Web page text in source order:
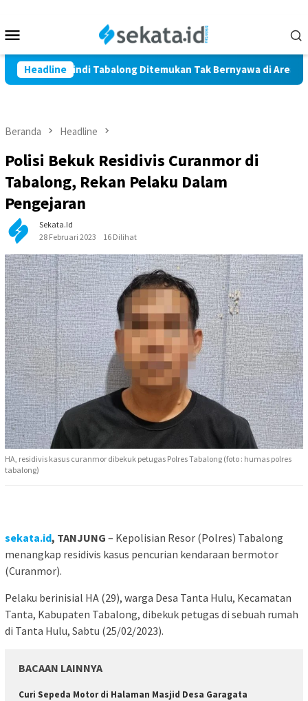
konten
Mobile
Headline
Marindi Tabalong Ditemukan Tak Bernyawa di Area
Beranda Headline
Polisi Bekuk Residivis Curanmor di
Tabalong, Rekan Pelaku Dalam
Pengejaran
Sekata.id
28 Februari 2023
16 Dilihat
HA, residivis kasus curanmor dibekuk petugas Polres Tabalong (foto : humas polres
tabalong)
sekata.id, TANJUNG – Kepolisian Resor (Polres) Tabalong
menangkap residivis kasus pencurian kendaraan bermotor
(Curanmor).
Pelaku berinisial HA (29), warga Desa Tanta Hulu, Kecamatan
Tanta, Kabupaten Tabalong, dibekuk petugas di sebuah rumah
di Tanta Hulu, Sabtu (25/02/2023).
BACAAN LAINNYA
Curi Sepeda Motor di Halaman Masjid Desa Garagata